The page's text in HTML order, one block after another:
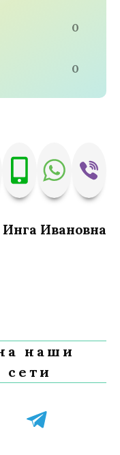
0
0
Ивановна
наши